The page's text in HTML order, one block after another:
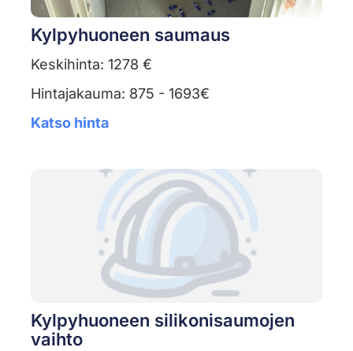
Kylpyhuoneen saumaus
Keskihinta: 1278 €
Hintajakauma: 875 - 1693€
Katso hinta
Kylpyhuoneen silikonisaumojen
vaihto